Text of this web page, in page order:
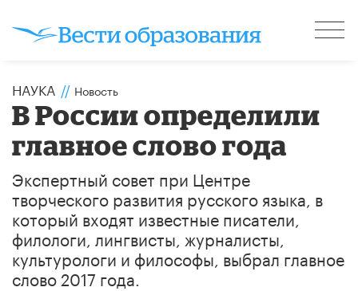
НАУКА // Новость
В России определили
главное слово года
Экспертный совет при Центре
творческого развития русского языка, в
который входят известные писатели,
филологи, лингвисты, журналисты,
культурологи и философы, выбрал главное
слово 2017 года.